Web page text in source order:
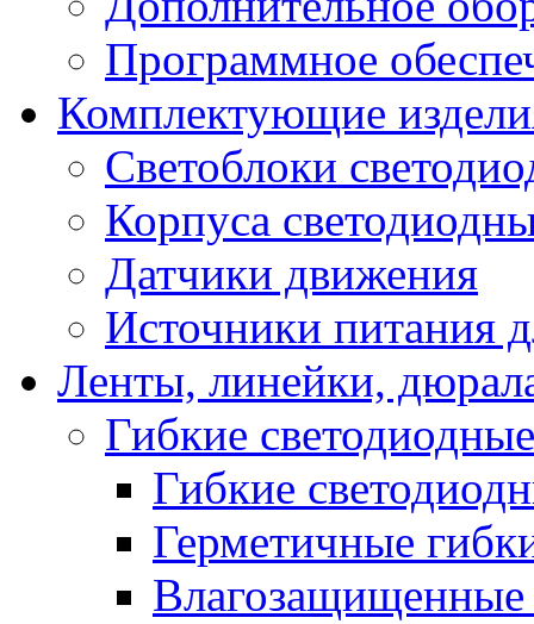
Программное
Комплектующие
Светоблоки
Корпуса
Датчики движения
Источники питания
Ленты, линейки,
Гибкие
Гибкие
Герметичные
Влагозащищенные